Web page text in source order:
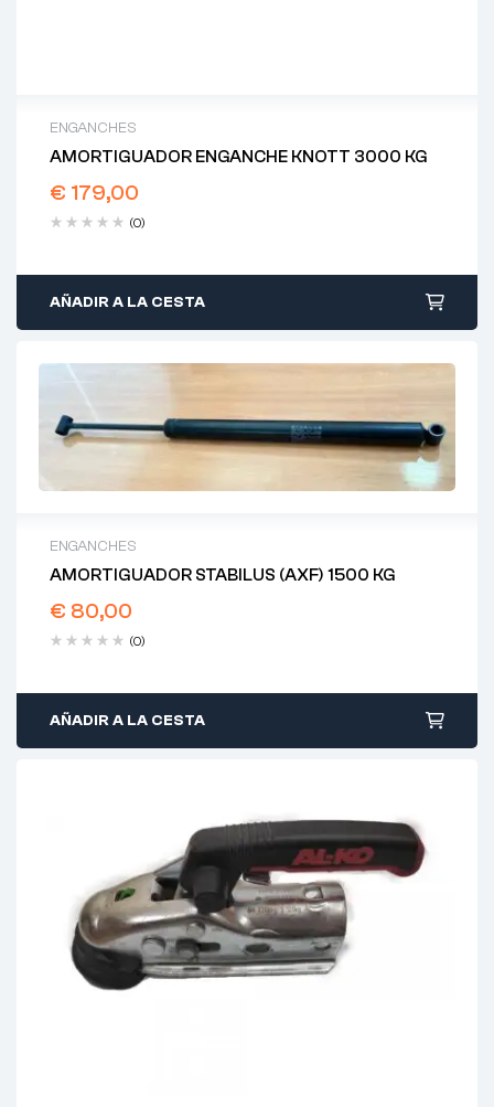
ENGANCHES
AMORTIGUADOR ENGANCHE KNOTT 3000 KG
€ 179,00
(0)
AÑADIR A LA CESTA
ENGANCHES
AMORTIGUADOR STABILUS (AXF) 1500 KG
€ 80,00
(0)
AÑADIR A LA CESTA